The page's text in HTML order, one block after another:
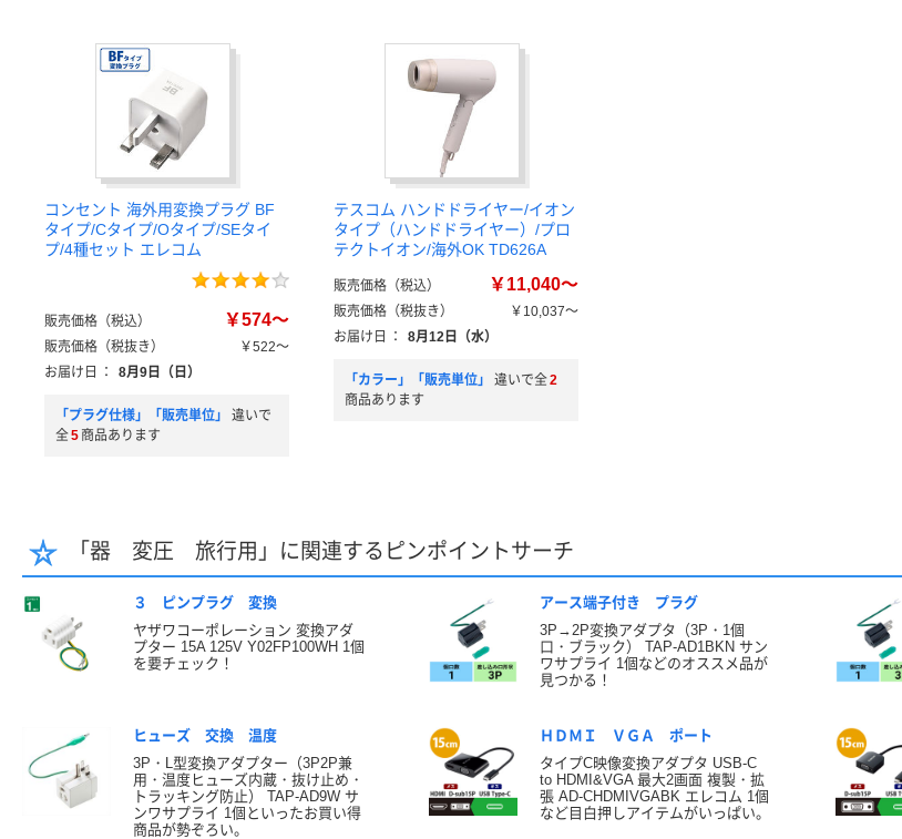
コンセント 海外用変換プラグ BF
タイプ/Cタイプ/Oタイプ/SEタイ
プ/4種セット エレコム
販売価格（税込） ￥574～
販売価格（税抜き）
￥522～
お届け日
： 8月9日（日）
「プラグ仕様」「販売単位」
違いで
全5 商品あります
テスコム ハンドドライヤー/イオン
タイプ（ハンドドライヤー）/プロ
テクトイオン/海外OK TD626A
販売価格（税込） ￥11,040～
販売価格（税抜き）
￥10,037～
お届け日
： 8月12日（水）
「カラー」「販売単位」 違いで全2
商品あります
「器 変圧 旅行用」に関連するピンポイントサーチ
３ ピンプラグ 変換
ヤザワコーポレーション 変換アダ
プター 15A 125V Y02FP100WH 1個
を要チェック！
アース端子付き プラグ
3P→2P変換アダプタ（3P・1個
口・ブラック） TAP-AD1BKN サン
ワサプライ 1個などのオススメ品が
見つかる！
ヒューズ 交換 温度
3P・L型変換アダプター（3P2P兼
用・温度ヒューズ内蔵・抜け止め・
トラッキング防止） TAP-AD9W サ
ンワサプライ 1個といったお買い得
商品が勢ぞろい。
ＨＤＭＩ ＶＧＡ ポート
タイプC映像変換アダプタ USB-C
to HDMI&VGA 最大2画面 複製・拡
張 AD-CHDMIVGABK エレコム 1個
など目白押しアイテムがいっぱい。